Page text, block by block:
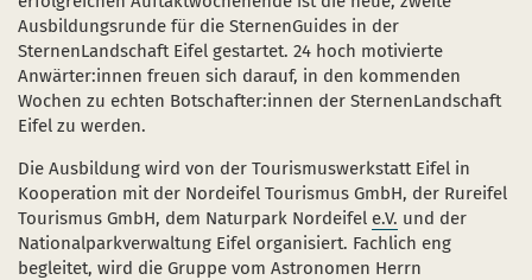
Naturentwicklung
Absterbende Fichten machen Platz für heimische
Der Wolf kehrt zurück
Kinder, Jugendliche und Familien
Schulen und Kitas
Barrierefrei unterwegs
Sternenpark
Erlebnisregion Nationalpark Eifel
Start- und Treffpunkte
Nationalpark-Kitas
Bücher und Karten
Kurzfilme
Afrikanische Schweinepest
FAQ
einem neuen Fenster)
sich in einem neuen Fenster)
sich in einem neuen Fenster)
Ausbildungsrunde für die SternenGuides in der
SternenLandschaft Eifel gestartet. 24 hoch motivierte
Anwärter:innen freuen sich darauf, in den kommenden
Wochen zu echten Botschafter:innen der SternenLandschaft
Eifel zu werden.
Die Ausbildung wird von der Tourismuswerkstatt Eifel in
Kooperation mit der Nordeifel Tourismus GmbH, der Rureifel
Tourismus GmbH, dem Naturpark Nordeifel e.V. und der
Nationalparkverwaltung Eifel organisiert. Fachlich eng
begleitet, wird die Gruppe vom Astronomen Herrn